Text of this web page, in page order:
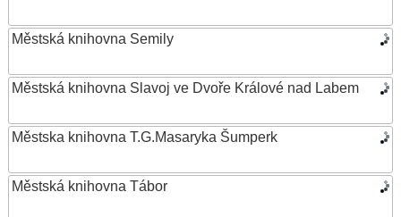
Městská knihovna Semily
Městská knihovna Slavoj ve Dvoře Králové nad Labem
Městska knihovna T.G.Masaryka Šumperk
Městská knihovna Tábor